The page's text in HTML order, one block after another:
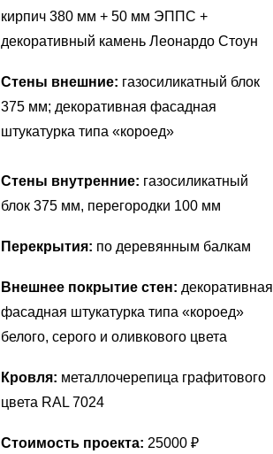
кирпич 380 мм + 50 мм ЭППС +
декоративный камень Леонардо Стоун
Стены внешние: газосиликатный блок
375 мм; декоративная фасадная
штукатурка типа «короед»
Стены внутренние: газосиликатный
блок 375 мм, перегородки 100 мм
Перекрытия: по деревянным балкам
Внешнее покрытие стен: декоративная
фасадная штукатурка типа «короед»
белого, серого и оливкового цвета
Кровля: металлочерепица графитового
цвета RAL 7024
Стоимость проекта: 25000 ₽